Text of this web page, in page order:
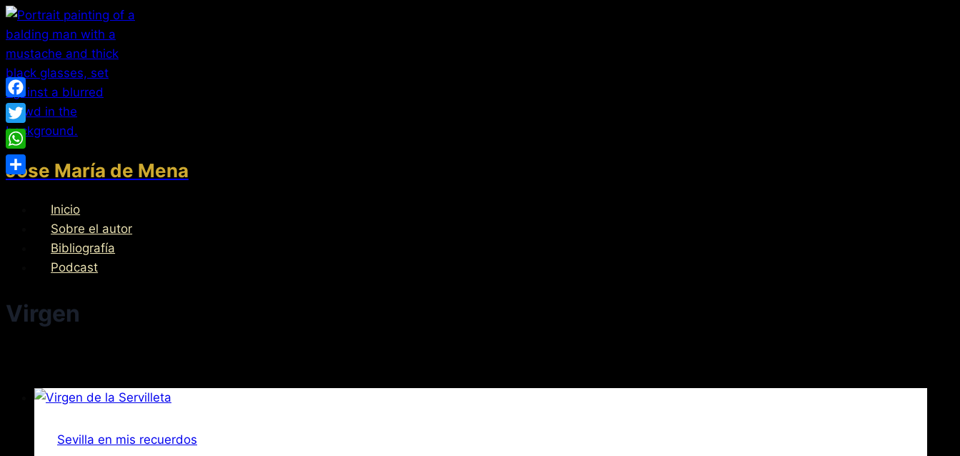
Saltar
al
contenido
Jose María de Mena
Inicio
Sobre el autor
Bibliografía
Podcast
Virgen
Sevilla en mis recuerdos
Facebook
Twitter
WhatsApp
Compartir